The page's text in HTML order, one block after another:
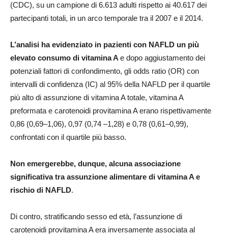
(CDC), su un campione di 6.613 adulti rispetto ai 40.617 dei
partecipanti totali, in un arco temporale tra il 2007 e il 2014.
L’analisi ha evidenziato in pazienti con NAFLD un più
elevato consumo di vitamina A e dopo aggiustamento dei
potenziali fattori di confondimento, gli odds ratio (OR) con
intervalli di confidenza (IC) al 95% della NAFLD per il quartile
più alto di assunzione di vitamina A totale, vitamina A
preformata e carotenoidi provitamina A erano rispettivamente
0,86 (0,69–1,06), 0,97 (0,74 –1,28) e 0,78 (0,61–0,99),
confrontati con il quartile più basso.
Non emergerebbe, dunque, alcuna associazione
significativa tra assunzione alimentare di vitamina A e
rischio di NAFLD.
Di contro, stratificando sesso ed età, l’assunzione di
carotenoidi provitamina A era inversamente associata al